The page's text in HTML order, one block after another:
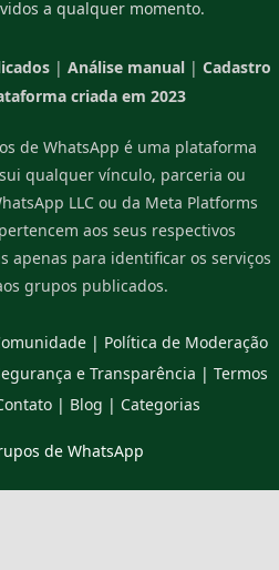
a qualquer momento.
| Análise manual| Cadastro
criada em 2023
de WhatsApp é uma plataforma
qualquer vínculo, parceria ou
LLC ou da Meta Platforms
aos seus respectivos
apenas para identificar os serviços
grupos publicados.
| Política de Moderação
e Transparência | Termos
| Blog | Categorias
de WhatsApp